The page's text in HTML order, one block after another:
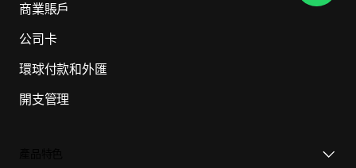
商業賬戶
公司卡
環球付款和外匯
開支管理